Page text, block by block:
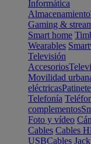
Informática
Almacenamiento
Gaming &
Smart home
Wearables
Televisión
Accesorios
Movilidad
eléctricas
Telefonía
complementos
Foto y vídeo
Cables Cables
USBCables Jack